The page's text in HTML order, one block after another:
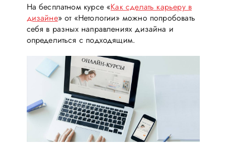
На бесплатном курсе «Как сделать карьеру в
дизайне» от «Нетологии» можно попробовать
себя в разных направлениях дизайна и
определиться с подходящим.